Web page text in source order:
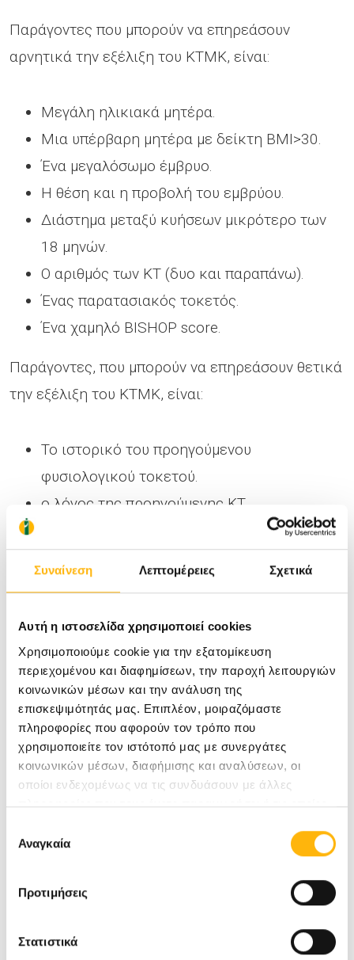
Συναίνεση Λεπτομέρειες Σχετικά
Αυτή η ιστοσελίδα χρησιμοποιεί cookies
Χρησιμοποιούμε cookie για την εξατομίκευση
περιεχομένου και διαφημίσεων, την παροχή λειτουργιών
κοινωνικών μέσων και την ανάλυση της
επισκεψιμότητάς μας. Επιπλέον, μοιραζόμαστε
πληροφορίες που αφορούν τον τρόπο που
χρησιμοποιείτε τον ιστότοπό μας με συνεργάτες
κοινωνικών μέσων, διαφήμισης και αναλύσεων, οι
οποίοι ενδεχομένως να τις συνδυάσουν με άλλες
πληροφορίες που τους έχετε παραχωρήσει ή τις οποίες
των υπηρεσιών τους.
συγκατάθεσης
Αναγκαία
Προτιμήσεις
Στατιστικά
Παράγοντες που μπορούν να επηρεάσουν
αρνητικά την εξέλιξη του ΚΤΜΚ, είναι:
Μεγάλη ηλικιακά μητέρα.
Μια υπέρβαρη μητέρα με δείκτη ΒΜΙ>30.
Ένα μεγαλόσωμο έμβρυο.
Η θέση και η προβολή του εμβρύου.
Διάστημα μεταξύ κυήσεων μικρότερο των
18 μηνών.
Ο αριθμός των ΚΤ (δυο και παραπάνω).
Ένας παρατασιακός τοκετός.
Ένα χαμηλό BISHOP score.
Παράγοντες, που μπορούν να επηρεάσουν θετικά
την εξέλιξη του ΚΤΜΚ, είναι:
Το ιστορικό του προηγούμενου
φυσιολογικού τοκετού.
ο λόγος της προηγούμενης ΚΤ.
η φυσιολογική πορεία της παρούσας
Αντενδείξεις για ΚΤΜΚ, είναι κάθε τομή στη
μήτρα (εκτός της χαμηλής εγκάρσιας) και ρήξη
μήτρας σε προηγούμενο τοκετό.
Οι κίνδυνοι ,που αντιμετωπίζει η γυναίκα μετά
από ΚΤΜΚ, είναι:
να υπάρξει ρήξη μήτρας με συνέπειες
θάνατος) και την ίδια (αιμορραγία,
μπορεί να αντιμετωπιστεί συντηρητικά